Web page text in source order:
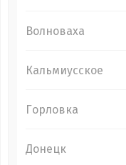
Волноваха
Кальмиусское
Горловка
Донецк